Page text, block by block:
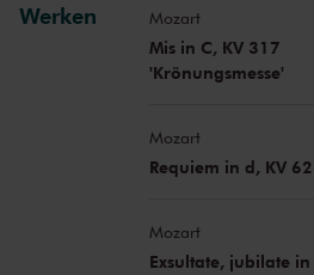
Werken Mozart
Mis in C, KV 317
'Krönungsmesse'
Mozart
Requiem in d, KV
Mozart
Exsultate, jubilate in